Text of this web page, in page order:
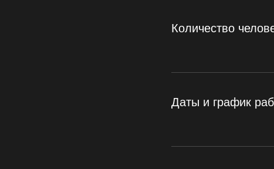
Количество
Даты и график